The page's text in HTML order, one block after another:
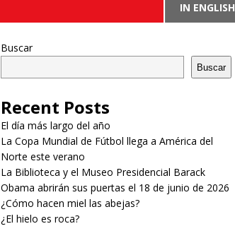
IN ENGLISH
Buscar
Buscar
Recent Posts
El día más largo del año
La Copa Mundial de Fútbol llega a América del
Norte este verano
La Biblioteca y el Museo Presidencial Barack
Obama abrirán sus puertas el 18 de junio de 2026
¿Cómo hacen miel las abejas?
¿El hielo es roca?